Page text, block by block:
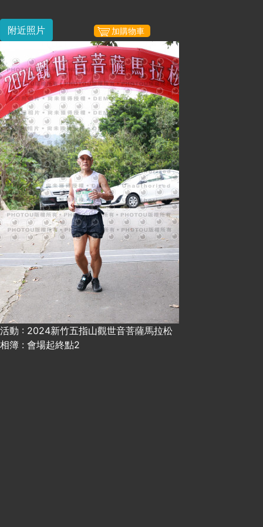
附近照片 加購物車
活動 : 2024新竹五指山觀世音菩薩馬拉松
相簿 : 會場起終點2